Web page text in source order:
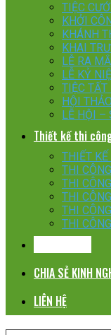
TIỆC
KHỞI
KHÁNH
KHAI
LỄ RA
LỄ KỶ
TIỆC
HỘI
LỄ HỘI –
Thiết kế thi
THIẾT
THI
THI
THI
THI
THI
CHIA SẺ KINH
LIÊN HỆ